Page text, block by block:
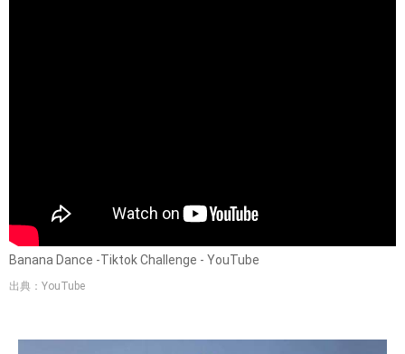
Banana Dance -Tiktok Challenge - YouTube
出典：YouTube